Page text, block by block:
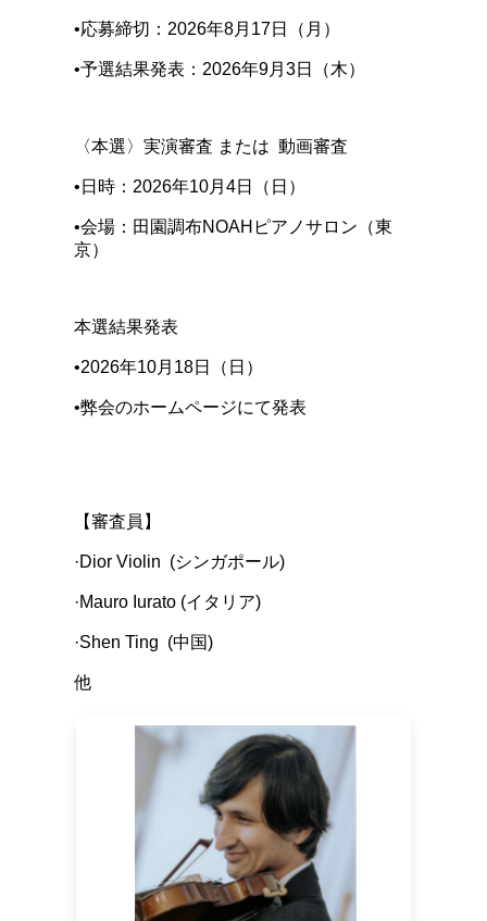
•応募締切：2026年8月17日（月）
•予選結果発表：2026年9月3日（木）
〈本選〉実演審査 または 動画審査
•日時：2026年10月4日（日）
•会場：田園調布NOAHピアノサロン（東
京）
本選結果発表
•2026年10月18日（日）
•弊会のホームページにて発表
【審査員】
·Dior Violin (シンガポール)
·Mauro Iurato (イタリア)
·Shen Ting (中国)
他